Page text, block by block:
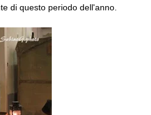
di questo periodo dell'anno.